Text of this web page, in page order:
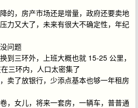
的，房产市场还是增量，政府还要卖地
力又大了，未来有很大不确定性，年纪
问题
到三环外，上班大概也就 15-25 公里，
三环内，人口太密集了
卖了放银行，少添点基本也够一年租房
，女儿，将来一套房，一辆车，普普通